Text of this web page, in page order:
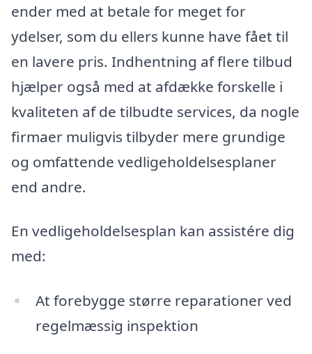
ender med at betale for meget for
ydelser, som du ellers kunne have fået til
en lavere pris. Indhentning af flere tilbud
hjælper også med at afdække forskelle i
kvaliteten af de tilbudte services, da nogle
firmaer muligvis tilbyder mere grundige
og omfattende vedligeholdelsesplaner
end andre.
En vedligeholdelsesplan kan assistére dig
med:
At forebygge større reparationer ved
regelmæssig inspektion